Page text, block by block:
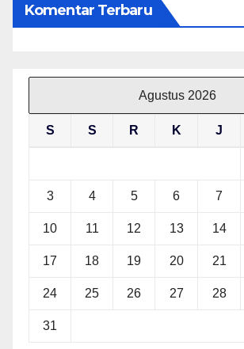
Komentar Terbaru
Agustus 2026
S S R K J
3 4 5 6 7
10 11 12 13 14
17 18 19 20 21
24 25 26 27 28
31